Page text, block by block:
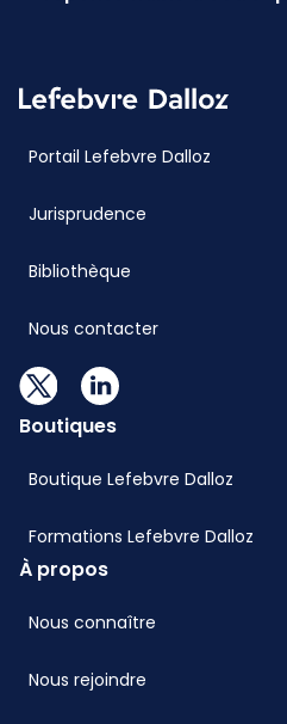
Portail Lefebvre Dalloz
Jurisprudence
Bibliothèque
Nous contacter
Boutiques
Boutique Lefebvre Dalloz
Formations Lefebvre Dalloz
À propos
Nous connaître
Nous rejoindre